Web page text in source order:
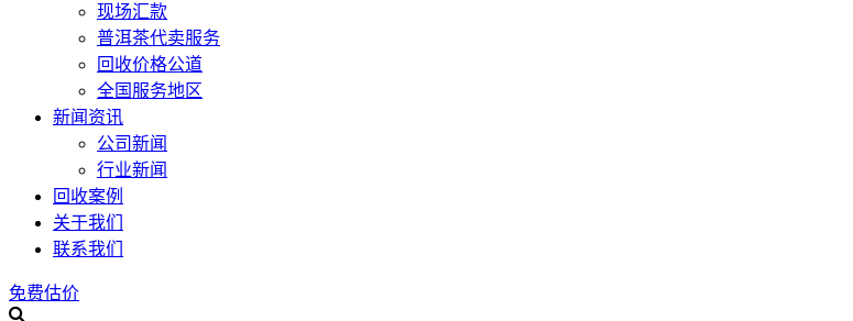
现场汇款
普洱茶代卖服务
回收价格公道
全国服务地区
新闻资讯
公司新闻
行业新闻
回收案例
关于我们
联系我们
免费估价